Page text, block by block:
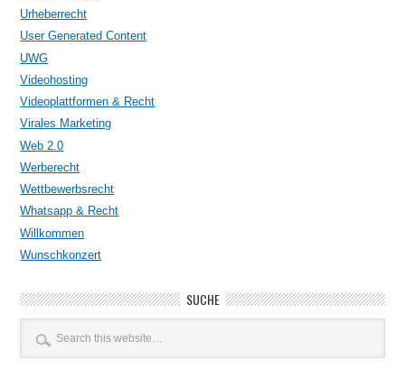
Urheberrecht
User Generated Content
UWG
Videohosting
Videoplattformen & Recht
Virales Marketing
Web 2.0
Werberecht
Wettbewerbsrecht
Whatsapp & Recht
Willkommen
Wunschkonzert
SUCHE